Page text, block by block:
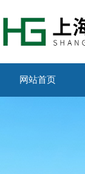
网站首页